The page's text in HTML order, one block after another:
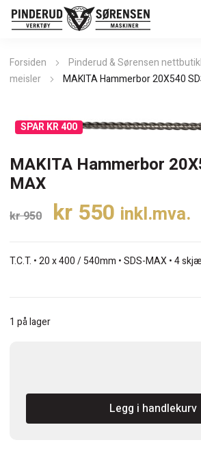
Forsiden Pinderud & Sørensen
meisler
MAKITA Hammerbor 20X540
SPAR KR 400
MAKITA Hammerbor
MAX
kr950 Opprinnelig
var:
kr 550
er:
inkl.mva.
T.C.T. • 20 x 400 / 540mm • SDS-MAX • 4
1 på lager
20X540
MAX
Legg i handlekurv